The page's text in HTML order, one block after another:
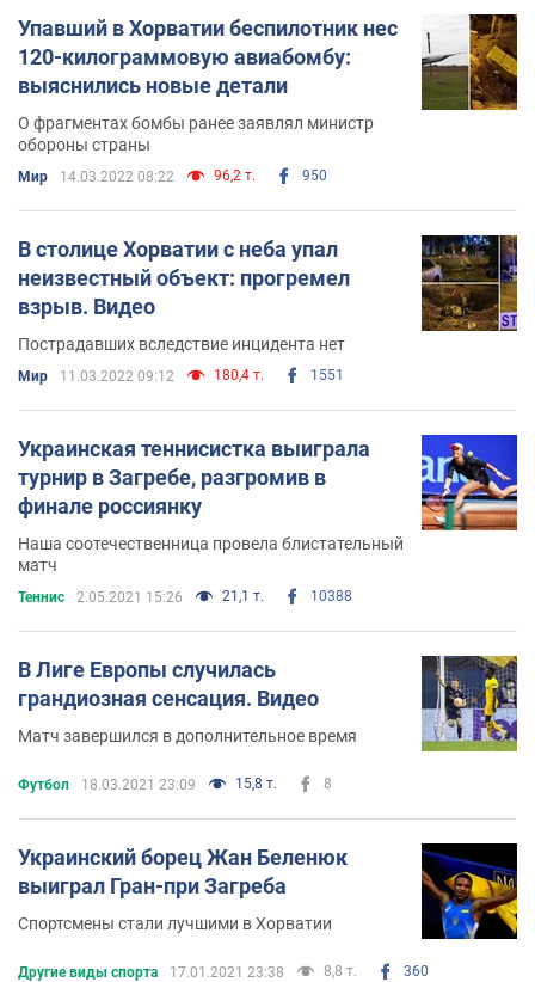
Упавший в Хорватии беспилотник нес
120-килограммовую авиабомбу:
выяснились новые детали
О фрагментах бомбы ранее заявлял министр
обороны страны
Мир 14.03.2022 08:22 96,2 т. 950
В столице Хорватии с неба упал
неизвестный объект: прогремел
взрыв. Видео
Пострадавших вследствие инцидента нет
Мир 11.03.2022 09:12 180,4 т. 1551
Украинская теннисистка выиграла
турнир в Загребе, разгромив в
финале россиянку
Наша соотечественница провела блистательный
матч
Теннис 2.05.2021 15:26 21,1 т. 10388
В Лиге Европы случилась
грандиозная сенсация. Видео
Матч завершился в дополнительное время
Футбол 18.03.2021 23:09 15,8 т. 8
Украинский борец Жан Беленюк
выиграл Гран-при Загреба
Спортсмены стали лучшими в Хорватии
Другие виды спорта 17.01.2021 23:38 8,8 т. 360